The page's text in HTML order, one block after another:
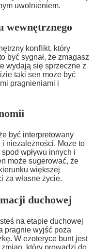
uwolnieniem.
wewnętrznego
konflikt, który
być sygnał, że zmagasz
wydają się sprzeczne z
taki sen może być
pragnieniami i
być interpretowany
niezależności. Może to
wpływu innych i
może sugerować, że
większej
za własne życie.
duchowej
na etapie duchowej
pragnie wyjść poza
W ezoteryce bunt jest